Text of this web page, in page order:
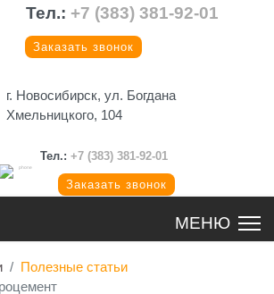
Тел.: +7 (383) 381-92-01
Заказать звонок
г. Новосибирск, ул. Богдана
Хмельницкого, 104
Тел.: +7 (383) 381-92-01
Заказать звонок
Полезные статьи